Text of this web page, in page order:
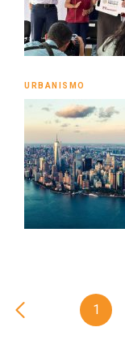
URBANISMO
1